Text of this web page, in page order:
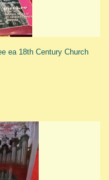
ea 18th Century Church